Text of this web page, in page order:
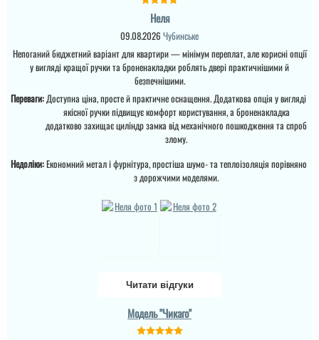
ВИЩОМУ РІВНІ ! Бажаю
Неля
09.08.2026 Чубинське
Непоганий бюджетний варіант для квартири — мінімум переплат, але корисні опції
у вигляді кращої ручки та броненакладки роблять двері практичнішими й
безпечнішими.
Переваги:Доступна ціна, просте й практичне оснащення. Додаткова опція у вигляді
якісної ручки підвищує комфорт користування, а броненакладка
додатково захищає циліндр замка від механічного пошкодження та спроб
злому.
Недоліки:Економний метал і фурнітура, простіша шумо- та теплоізоляція порівняно
з дорожчими моделями.
Читати відгуки
Модель "Чикаго"